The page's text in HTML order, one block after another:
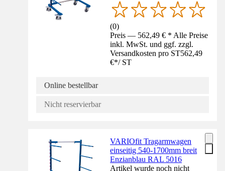
(0)
Preis — 562,49 € * Alle Preise
inkl. MwSt. und ggf. zzgl.
Versandkosten pro ST562,49
€*/ ST
Online bestellbar
Nicht reservierbar
VARIOfit Tragarmwagen
einseitig 540-1700mm breit
Enzianblau RAL 5016
Artikel wurde noch nicht